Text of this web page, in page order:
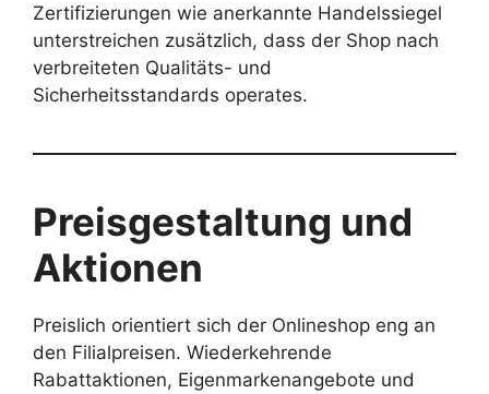
Zertifizierungen wie anerkannte Handelssiegel
unterstreichen zusätzlich, dass der Shop nach
verbreiteten Qualitäts- und
Sicherheitsstandards operates.
Preisgestaltung und
Aktionen
Preislich orientiert sich der Onlineshop eng an
den Filialpreisen. Wiederkehrende
Rabattaktionen, Eigenmarkenangebote und